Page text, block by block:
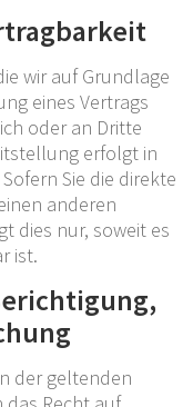
wir auf Grundlage
eines Vertrags
oder an Dritte
erfolgt in
Sie die direkte
anderen
dies nur, soweit es
ist.
der geltenden